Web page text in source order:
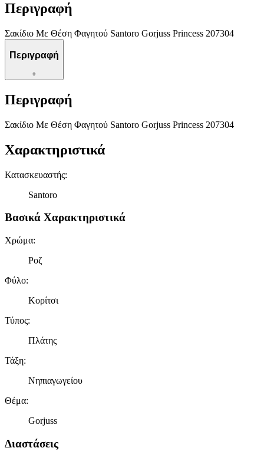
Περιγραφή
Σακίδιο Με Θέση Φαγητού Santoro Gorjuss Princess 207304
Περιγραφή
+
Περιγραφή
Σακίδιο Με Θέση Φαγητού Santoro Gorjuss Princess 207304
Χαρακτηριστικά
Κατασκευαστής:
Santoro
Βασικά Χαρακτηριστικά
Χρώμα:
Ροζ
Φύλο:
Κορίτσι
Τύπος:
Πλάτης
Τάξη:
Νηπιαγωγείου
Θέμα:
Gorjuss
Διαστάσεις